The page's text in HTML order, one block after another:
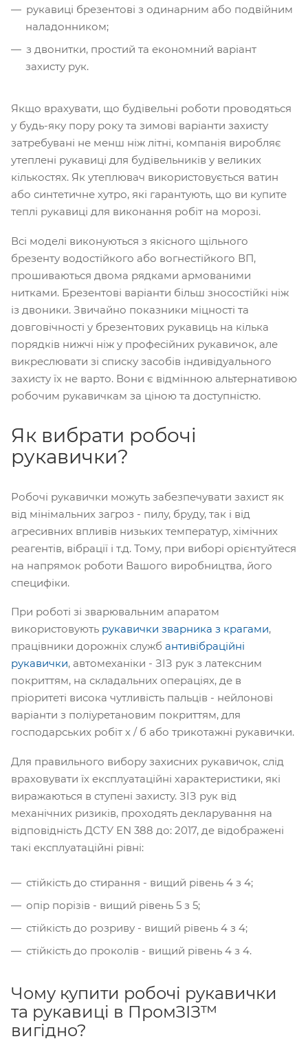
рукавиці брезентові з одинарним або подвійним
наладонником;
з двонитки, простий та економний варіант
захисту рук.
Якщо врахувати, що будівельні роботи проводяться
у будь-яку пору року та зимові варіанти захисту
затребувані не менш ніж літні, компанія виробляє
утеплені рукавиці для будівельників у великих
кількостях. Як утеплювач використовується ватин
або синтетичне хутро, які гарантують, що ви купите
теплі рукавиці для виконання робіт на морозі.
Всі моделі виконуються з якісного щільного
брезенту водостійкого або вогнестійкого ВП,
прошиваються двома рядками армованими
нитками. Брезентові варіанти більш зносостійкі ніж
із двоники. Звичайно показники міцності та
довговічності у брезентових рукавиць на кілька
порядків нижчі ніж у професійних рукавичок, але
викреслювати зі списку засобів індивідуального
захисту їх не варто. Вони є відмінною альтернативою
робочим рукавичкам за ціною та доступністю.
Як вибрати робочі
рукавички?
Робочі рукавички можуть забезпечувати захист як
від мінімальних загроз - пилу, бруду, так і від
агресивних впливів низьких температур, хімічних
реагентів, вібрації і т.д. Тому, при виборі орієнтуйтеся
на напрямок роботи Вашого виробництва, його
специфіки.
При роботі зі зварювальним апаратом
використовують рукавички зварника з крагами,
працівники дорожніх служб антивібраційні
рукавички, автомеханіки - ЗІЗ рук з латексним
покриттям, на складальних операціях, де в
пріоритеті висока чутливість пальців - нейлонові
варіанти з поліуретановим покриттям, для
господарських робіт х / б або трикотажні рукавички.
Для правильного вибору захисних рукавичок, слід
враховувати їх експлуатаційні характеристики, які
виражаються в ступені захисту. ЗІЗ рук від
механічних ризиків, проходять декларування на
відповідність ДСТУ EN 388 до: 2017, де відображені
такі експлуатаційні рівні:
стійкість до стирання - вищий рівень 4 з 4;
опір порізів - вищий рівень 5 з 5;
стійкість до розриву - вищий рівень 4 з 4;
стійкість до проколів - вищий рівень 4 з 4.
Чому купити робочі рукавички
та рукавиці в ПромЗІЗ™
вигідно?